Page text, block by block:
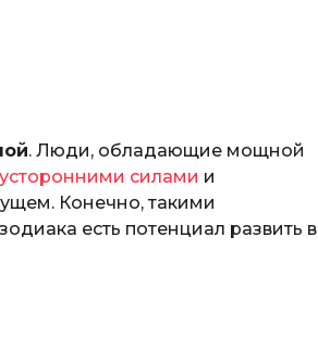
. Люди, обладающие мощной
силами и
Конечно, такими
есть потенциал развить в